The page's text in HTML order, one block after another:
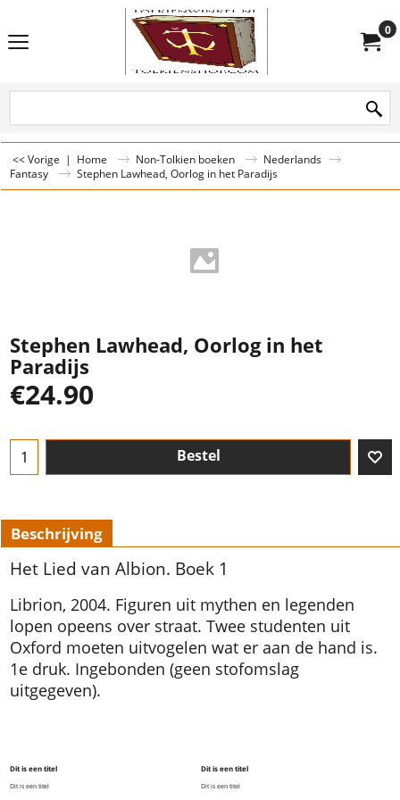
0
<< Vorige | Home Non-Tolkien boeken
Nederlands
Fantasy
Stephen Lawhead, Oorlog in het Paradijs
Stephen Lawhead, Oorlog in het
Paradijs
€24.90
Bestel
Beschrijving
Het Lied van Albion. Boek 1
Librion, 2004. Figuren uit mythen en legenden
lopen opeens over straat. Twee studenten uit
Oxford moeten uitvogelen wat er aan de hand is.
1e druk. Ingebonden (geen stofomslag
uitgegeven).
Dit is een titel
Dit is een titel
Dit is een titel
Dit is een titel